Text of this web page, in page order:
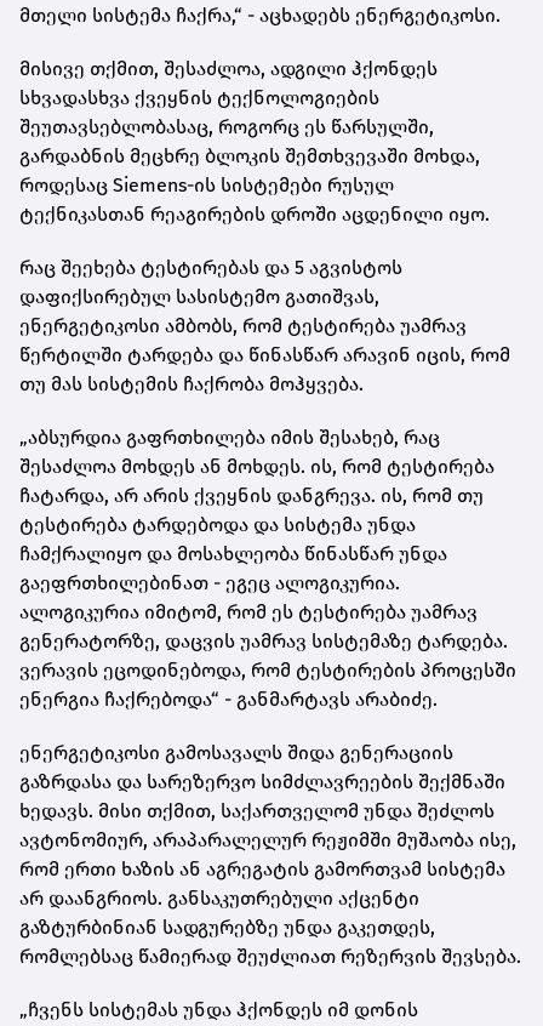
მთელი სისტემა ჩაქრა,“ - აცხადებს ენერგეტიკოსი.
მისივე თქმით, შესაძლოა, ადგილი ჰქონდეს
სხვადასხვა ქვეყნის ტექნოლოგიების
შეუთავსებლობასაც, როგორც ეს წარსულში,
გარდაბნის მეცხრე ბლოკის შემთხვევაში მოხდა,
როდესაც Siemens-ის სისტემები რუსულ
ტექნიკასთან რეაგირების დროში აცდენილი იყო.
რაც შეეხება ტესტირებას და 5 აგვისტოს
დაფიქსირებულ სასისტემო გათიშვას,
ენერგეტიკოსი ამბობს, რომ ტესტირება უამრავ
წერტილში ტარდება და წინასწარ არავინ იცის, რომ
თუ მას სისტემის ჩაქრობა მოჰყვება.
„აბსურდია გაფრთხილება იმის შესახებ, რაც
შესაძლოა მოხდეს ან მოხდეს. ის, რომ ტესტირება
ჩატარდა, არ არის ქვეყნის დანგრევა. ის, რომ თუ
ტესტირება ტარდებოდა და სისტემა უნდა
ჩამქრალიყო და მოსახლეობა წინასწარ უნდა
გაეფრთხილებინათ - ეგეც ალოგიკურია.
ალოგიკურია იმიტომ, რომ ეს ტესტირება უამრავ
გენერატორზე, დაცვის უამრავ სისტემაზე ტარდება.
ვერავის ეცოდინებოდა, რომ ტესტირების პროცესში
ენერგია ჩაქრებოდა“ - განმარტავს არაბიძე.
ენერგეტიკოსი გამოსავალს შიდა გენერაციის
გაზრდასა და სარეზერვო სიმძლავრეების შექმნაში
ხედავს. მისი თქმით, საქართველომ უნდა შეძლოს
ავტონომიურ, არაპარალელურ რეჟიმში მუშაობა ისე,
რომ ერთი ხაზის ან აგრეგატის გამორთვამ სისტემა
არ დაანგრიოს. განსაკუთრებული აქცენტი
გაზტურბინიან სადგურებზე უნდა გაკეთდეს,
რომლებსაც წამიერად შეუძლიათ რეზერვის შევსება.
„ჩვენს სისტემას უნდა ჰქონდეს იმ დონის